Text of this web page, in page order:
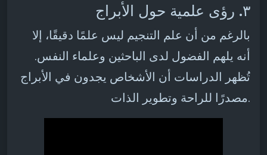
٣. رؤى علمية حول الأبراج
بالرغم من أن علم التنجيم ليس علمًا دقيقًا، إلا
أنه يلهم الفضول لدى الباحثين وعلماء النفس.
تُظهر الدراسات أن الأشخاص يجدون في الأبراج
مصدرًا للراحة وتطوير الذات.